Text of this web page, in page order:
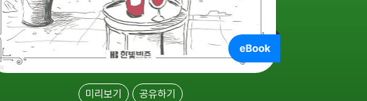
미리보기 공유하기